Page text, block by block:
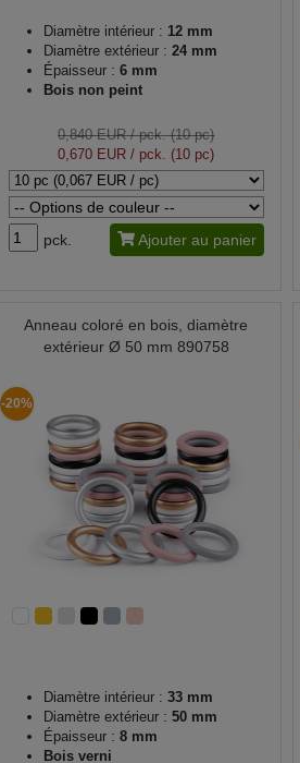
Diamètre intérieur : 12 mm
Diamètre extérieur : 24 mm
Épaisseur : 6 mm
Bois non peint
0,840 EUR/ pck. (10 pc)
0,670 EUR / pck. (10 pc)
pck. Ajouter au panier
Anneau coloré en bois, diamètre
extérieur Ø 50 mm 890758
-20%
Diamètre intérieur : 33 mm
Diamètre extérieur : 50 mm
Épaisseur : 8 mm
Bois verni